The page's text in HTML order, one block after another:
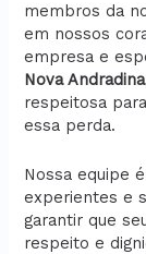
membros da
em nossos
empresa e
Nova Andradina
respeitosa
essa perda.
Nossa equipe
experientes e
garantir que
respeito e